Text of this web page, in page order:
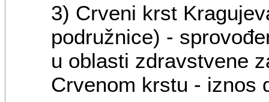
3) Crveni krst
podružnice) -
u oblasti zdravstvene
Crvenom krstu - iznos